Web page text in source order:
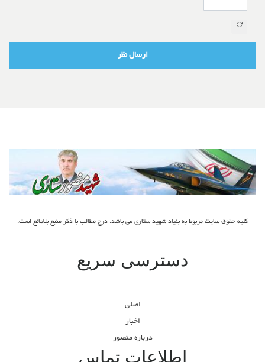
ارسال نظر
کلیه حقوق سایت مربوط به بنیاد شهید ستاری می باشد. درج مطالب با ذکر منبع بلامانع است.
دسترسی سریع
اصلی
اخبار
درباره منصور
اطلاعات تماس